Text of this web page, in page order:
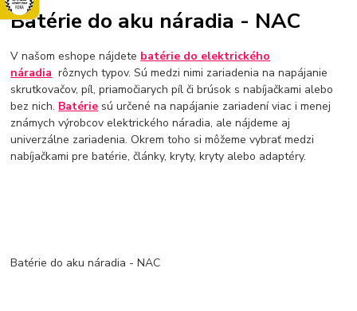
Batérie do aku náradia - NAC
V našom eshope nájdete batérie do elektrického
náradia rôznych typov. Sú medzi nimi zariadenia na napájanie
skrutkovačov, píl, priamočiarych píl či brúsok s nabíjačkami alebo
bez nich. Batérie sú určené na napájanie zariadení viac i menej
známych výrobcov elektrického náradia, ale nájdeme aj
univerzálne zariadenia. Okrem toho si môžeme vybrať medzi
nabíjačkami pre batérie, články, kryty, kryty alebo adaptéry.
Batérie do aku náradia - NAC